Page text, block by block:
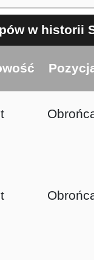
w historii